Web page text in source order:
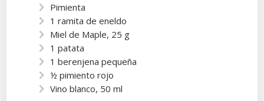
Pimienta
1 ramita de eneldo
Miel de Maple, 25 g
1 patata
1 berenjena pequeña
½ pimiento rojo
Vino blanco, 50 ml